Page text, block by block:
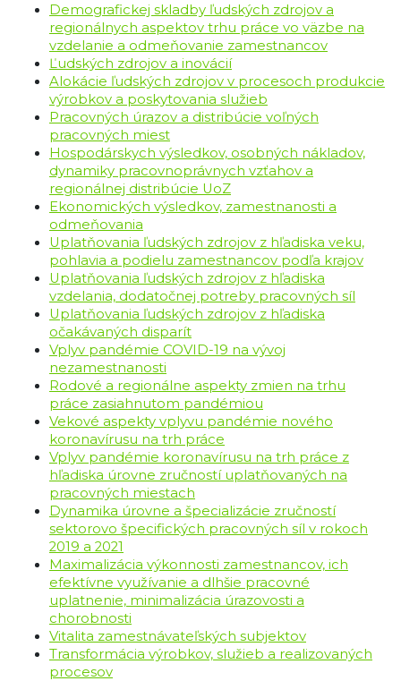
Demografickej skladby ľudských zdrojov a
regionálnych aspektov trhu práce vo väzbe na
vzdelanie a odmeňovanie zamestnancov
Ľudských zdrojov a inovácií
Alokácie ľudských zdrojov v procesoch produkcie
výrobkov a poskytovania služieb
Pracovných úrazov a distribúcie voľných
pracovných miest
Hospodárskych výsledkov, osobných nákladov,
dynamiky pracovnoprávnych vzťahov a
regionálnej distribúcie UoZ
Ekonomických výsledkov, zamestnanosti a
odmeňovania
Uplatňovania ľudských zdrojov z hľadiska veku,
pohlavia a podielu zamestnancov podľa krajov
Uplatňovania ľudských zdrojov z hľadiska
vzdelania, dodatočnej potreby pracovných síl
Uplatňovania ľudských zdrojov z hľadiska
očakávaných disparít
Vplyv pandémie COVID-19 na vývoj
nezamestnanosti
Rodové a regionálne aspekty zmien na trhu
práce zasiahnutom pandémiou
Vekové aspekty vplyvu pandémie nového
koronavírusu na trh práce
Vplyv pandémie koronavírusu na trh práce z
hľadiska úrovne zručností uplatňovaných na
pracovných miestach
Dynamika úrovne a špecializácie zručností
sektorovo špecifických pracovných síl v rokoch
2019 a 2021
Maximalizácia výkonnosti zamestnancov, ich
efektívne využívanie a dlhšie pracovné
uplatnenie, minimalizácia úrazovosti a
chorobnosti
Vitalita zamestnávateľských subjektov
Transformácia výrobkov, služieb a realizovaných
procesov